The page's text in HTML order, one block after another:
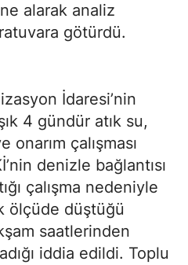
alarak analiz
götürdü.
İdaresi’nin
4 gündür atık su,
çalışması
denizle bağlantısı
çalışma nedeniyle
ölçüde düştüğü
saatlerinden
iddia edildi. Toplu